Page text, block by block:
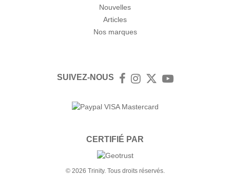
Nouvelles
Articles
Nos marques
SUIVEZ-NOUS FacebookInstagram
TwitterYouTube
CERTIFIÉ PAR
© 2026 Trinity. Tous droits réservés.